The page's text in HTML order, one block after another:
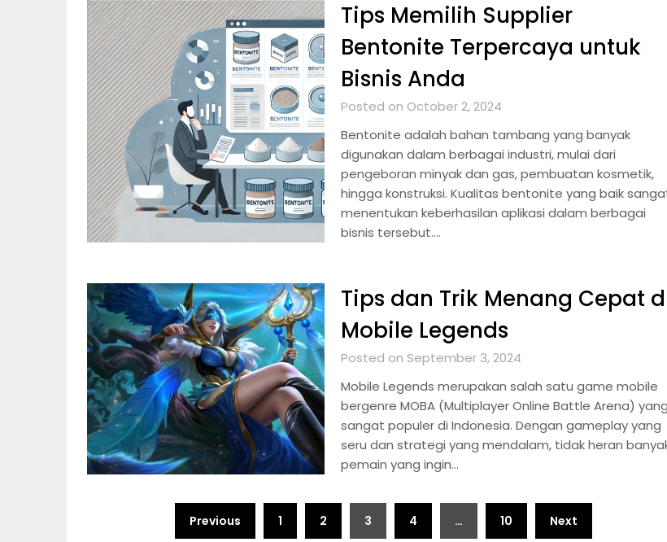
Tips Memilih Supplier
Bentonite Terpercaya untuk
Bisnis Anda
Posted on October 2, 2024
Bentonite adalah bahan tambang yang banyak
digunakan dalam berbagai industri, mulai dari
pengeboran minyak dan gas, pembuatan kosmetik,
hingga konstruksi. Kualitas bentonite yang baik
menentukan keberhasilan aplikasi dalam berbagai
bisnis tersebut….
Tips dan Trik Menang Cepat
Mobile Legends
Posted on September 3, 2024
Mobile Legends merupakan salah satu game mobile
bergenre MOBA (Multiplayer Online Battle Arena) yang
sangat populer di Indonesia. Dengan gameplay yang
seru dan strategi yang mendalam, tidak heran
pemain yang ingin…
Previous 1 2 3 4 … 10 Next